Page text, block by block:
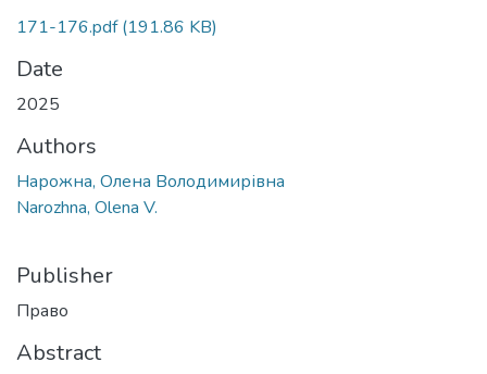
171-176.pdf(191.86 KB)
Date
2025
Authors
Нарожна, Олена Володимирівна
Narozhna, Olena V.
Publisher
Право
Abstract